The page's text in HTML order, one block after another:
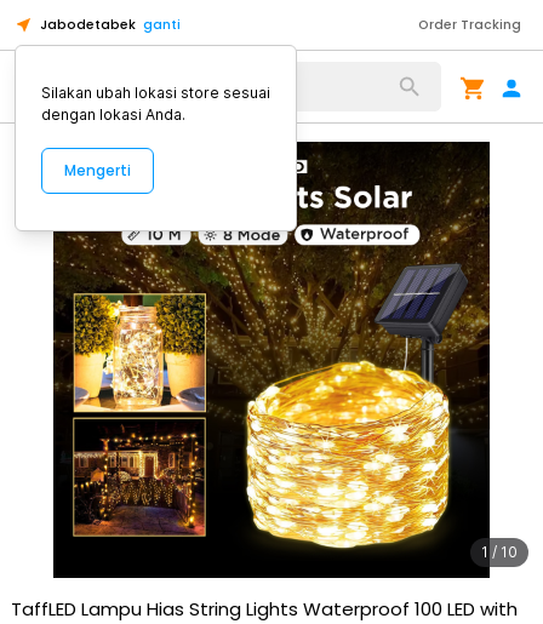
Jabodetabek ganti Order Tracking
Alat Kopi
1 / 10
TaffLED Lampu Hias String Lights Waterproof 100 LED with
Silakan ubah lokasi store sesuai
dengan lokasi Anda.
Mengerti